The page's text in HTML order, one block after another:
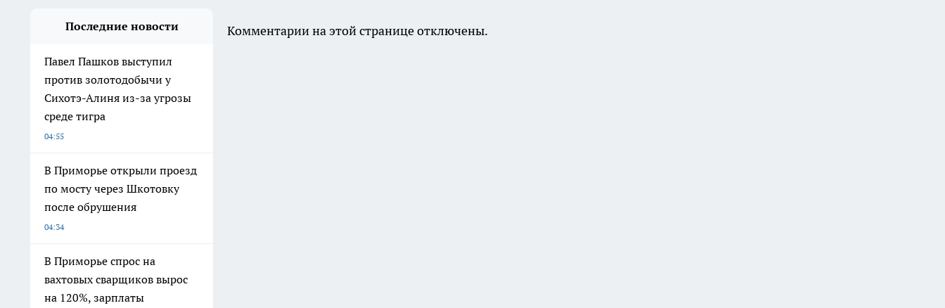
Последние новости
Павел Пашков выступил
против золотодобычи у
Сихотэ-Алиня из-за угрозы
среде тигра
04:55
В Приморье открыли проезд
по мосту через Шкотовку
после обрушения
04:34
В Приморье спрос на
вахтовых сварщиков вырос
на 120%, зарплаты
Комментарии на этой странице отключены.